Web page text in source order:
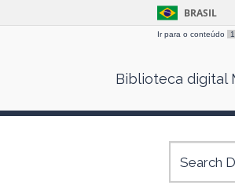
BRASIL
Ir para o conteúdo 1
Biblioteca digital